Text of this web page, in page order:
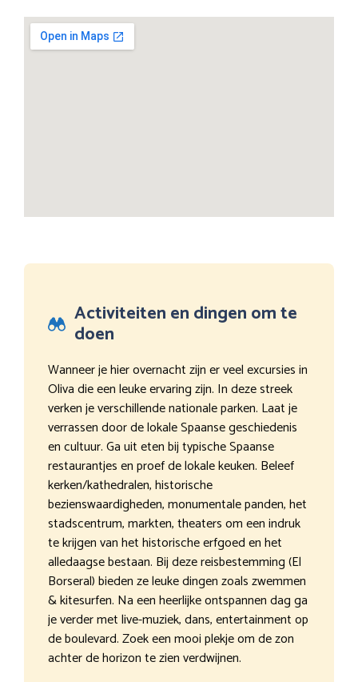
Activiteiten en dingen om te
doen
Wanneer je hier overnacht zijn er veel excursies in
Oliva die een leuke ervaring zijn. In deze streek
verken je verschillende nationale parken. Laat je
verrassen door de lokale Spaanse geschiedenis
en cultuur. Ga uit eten bij typische Spaanse
restaurantjes en proef de lokale keuken. Beleef
kerken/kathedralen, historische
bezienswaardigheden, monumentale panden, het
stadscentrum, markten, theaters om een indruk
te krijgen van het historische erfgoed en het
alledaagse bestaan. Bij deze reisbestemming (El
Borseral) bieden ze leuke dingen zoals zwemmen
& kitesurfen. Na een heerlijke ontspannen dag ga
je verder met live-muziek, dans, entertainment op
de boulevard. Zoek een mooi plekje om de zon
achter de horizon te zien verdwijnen.